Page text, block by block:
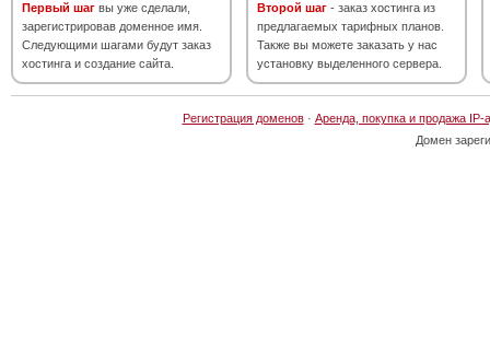
Первый шаг вы уже сделали,
зарегистрировав доменное имя.
Следующими шагами будут заказ
хостинга и создание сайта.
Второй шаг - заказ хостинга из
предлагаемых тарифных планов.
Также вы можете заказать у нас
установку выделенного сервера.
Регистрация доменов· Аренда, покупка и продажа IP-
Домен